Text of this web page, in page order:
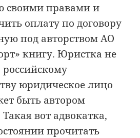
своими правами и
оплату по договору
под авторством АО
книгу. Юристка не
российскому
юридическое лицо
быть автором
вот адвокатка,
прочитать